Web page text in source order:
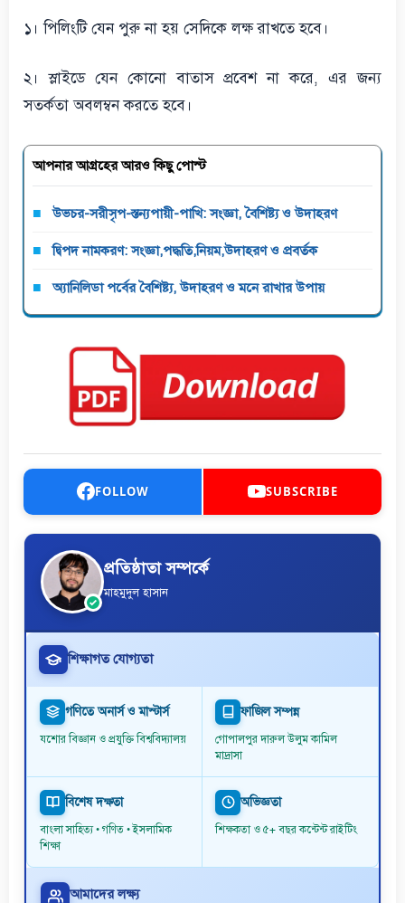
১। পিলিংটি যেন পুরু না হয় সেদিকে লক্ষ রাখতে হবে।
২। স্লাইডে যেন কোনো বাতাস প্রবেশ না করে, এর জন্য
সতর্কতা অবলম্বন করতে হবে।
আপনার আগ্রহের আরও কিছু পোস্ট
উভচর-সরীসৃপ-স্তন্যপায়ী-পাখি: সংজ্ঞা, বৈশিষ্ট্য ও উদাহরণ
দ্বিপদ নামকরণ: সংজ্ঞা,পদ্ধতি,নিয়ম,উদাহরণ ও প্রবর্তক
অ্যানিলিডা পর্বের বৈশিষ্ট্য, উদাহরণ ও মনে রাখার উপায়
FOLLOW SUBSCRIBE
প্রতিষ্ঠাতা সম্পর্কে
মাহমুদুল হাসান
শিক্ষাগত যোগ্যতা
গণিতে অনার্স ও মাস্টার্স
যশোর বিজ্ঞান ও প্রযুক্তি বিশ্ববিদ্যালয়
ফাজিল সম্পন্ন
গোপালপুর দারুল উলুম কামিল
মাদ্রাসা
বিশেষ দক্ষতা
বাংলা সাহিত্য • গণিত • ইসলামিক
শিক্ষা
অভিজ্ঞতা
শিক্ষকতা ও ৫+ বছর কন্টেন্ট রাইটিং
আমাদের লক্ষ্য